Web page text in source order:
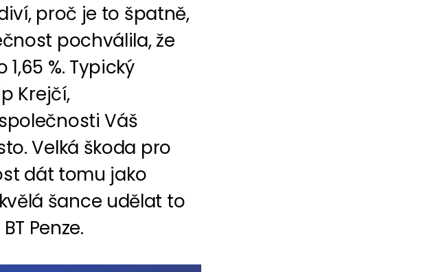
proč je to špatně,
pochválila, že
%. Typický
Krejčí,
Váš
Velká škoda pro
dát tomu jako
šance udělat to
Penze.